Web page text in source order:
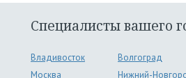
Специалисты вашего
Владивосток
Волгоград
Москва
Нижний-